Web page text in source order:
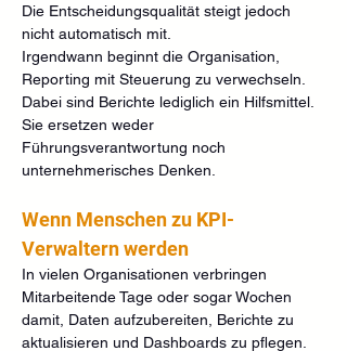
Die Entscheidungsqualität steigt jedoch
nicht automatisch mit.
Irgendwann beginnt die Organisation,
Reporting mit Steuerung zu verwechseln.
Dabei sind Berichte lediglich ein Hilfsmittel.
Sie ersetzen weder
Führungsverantwortung noch
unternehmerisches Denken.
Wenn Menschen zu KPI-
Verwaltern werden
In vielen Organisationen verbringen
Mitarbeitende Tage oder sogar Wochen
damit, Daten aufzubereiten, Berichte zu
aktualisieren und Dashboards zu pflegen.